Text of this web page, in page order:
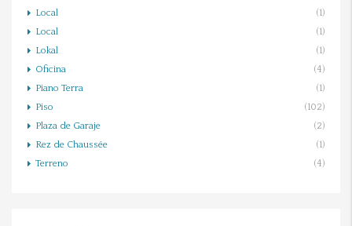
Local
(1)
Local
(1)
Lokal
(1)
Oficina
(4)
Piano Terra
(1)
Piso
(102)
Plaza de Garaje
(2)
Rez de Chaussée
(1)
Terreno
(4)